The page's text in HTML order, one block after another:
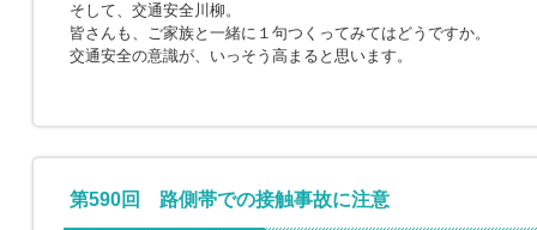
そして、交通安全川柳。
皆さんも、ご家族と一緒に１句つくってみてはどうですか。
交通安全の意識が、いっそう高まると思います。
第590回 路側帯での接触事故に注意